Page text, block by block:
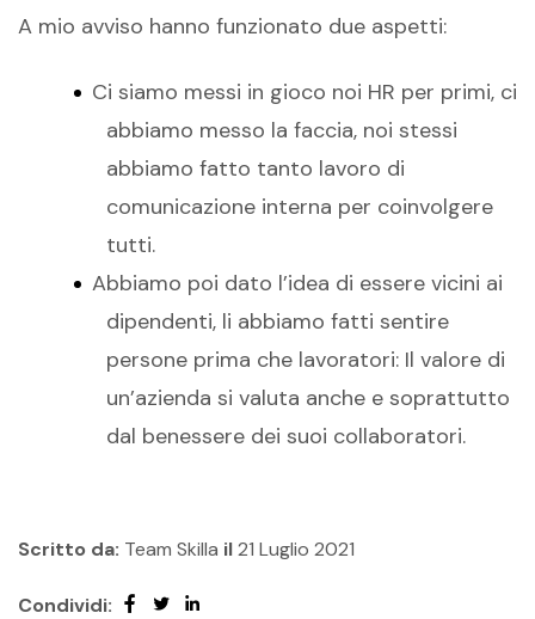
A mio avviso hanno funzionato due aspetti:
Ci siamo messi in gioco noi HR per primi, ci
abbiamo messo la faccia, noi stessi
abbiamo fatto tanto lavoro di
comunicazione interna per coinvolgere
tutti.
Abbiamo poi dato l’idea di essere vicini ai
dipendenti, li abbiamo fatti sentire
persone prima che lavoratori: Il valore di
un’azienda si valuta anche e soprattutto
dal benessere dei suoi collaboratori.
Scritto da: Team Skilla il21 Luglio 2021
Condividi: